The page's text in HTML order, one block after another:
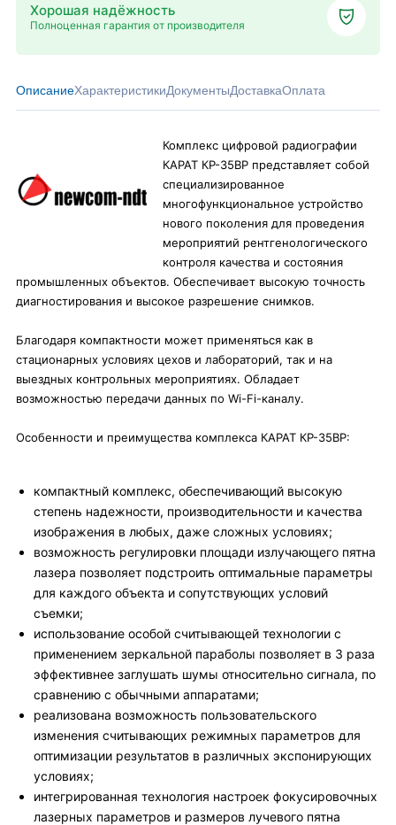
Хорошая надёжность
Полноценная гарантия от производителя
ОписаниеХарактеристикиДокументыДоставкаОплата
Комплекс цифровой радиографии
КАРАТ КР-35ВР представляет собой
специализированное
многофункциональное устройство
нового поколения для проведения
мероприятий рентгенологического
контроля качества и состояния
промышленных объектов. Обеспечивает высокую точность
диагностирования и высокое разрешение снимков.
Благодаря компактности может применяться как в
стационарных условиях цехов и лабораторий, так и на
выездных контрольных мероприятиях. Обладает
возможностью передачи данных по Wi-Fi-каналу.
Особенности и преимущества комплекса КАРАТ КР-35ВР:
компактный комплекс, обеспечивающий высокую
степень надежности, производительности и качества
изображения в любых, даже сложных условиях;
возможность регулировки площади излучающего пятна
лазера позволяет подстроить оптимальные параметры
для каждого объекта и сопутствующих условий
съемки;
использование особой считывающей технологии с
применением зеркальной параболы позволяет в 3 раза
эффективнее заглушать шумы относительно сигнала, по
сравнению с обычными аппаратами;
реализована возможность пользовательского
изменения считывающих режимных параметров для
оптимизации результатов в различных экспонирующих
условиях;
интегрированная технология настроек фокусировочных
лазерных параметров и размеров лучевого пятна